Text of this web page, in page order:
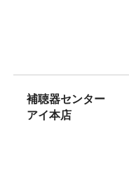
補聴器センター
アイ本店